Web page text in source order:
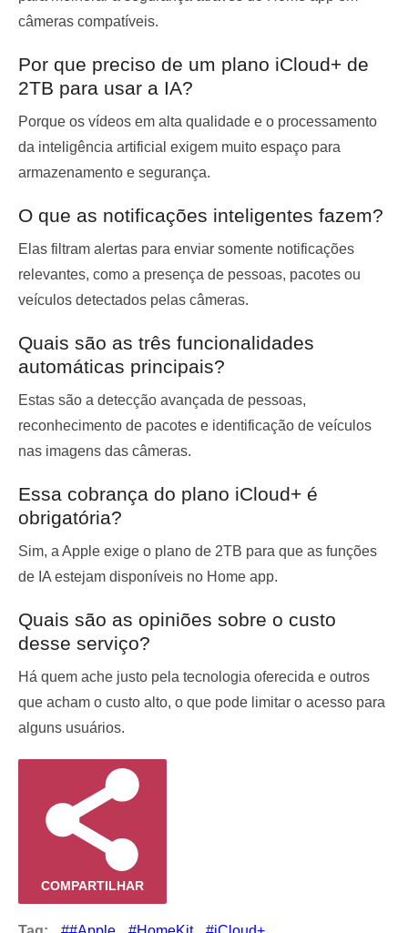
câmeras compatíveis.
Por que preciso de um plano iCloud+ de
2TB para usar a IA?
Porque os vídeos em alta qualidade e o processamento
da inteligência artificial exigem muito espaço para
armazenamento e segurança.
O que as notificações inteligentes fazem?
Elas filtram alertas para enviar somente notificações
relevantes, como a presença de pessoas, pacotes ou
veículos detectados pelas câmeras.
Quais são as três funcionalidades
automáticas principais?
Estas são a detecção avançada de pessoas,
reconhecimento de pacotes e identificação de veículos
nas imagens das câmeras.
Essa cobrança do plano iCloud+ é
obrigatória?
Sim, a Apple exige o plano de 2TB para que as funções
de IA estejam disponíveis no Home app.
Quais são as opiniões sobre o custo
desse serviço?
Há quem ache justo pela tecnologia oferecida e outros
que acham o custo alto, o que pode limitar o acesso para
alguns usuários.
COMPARTILHAR